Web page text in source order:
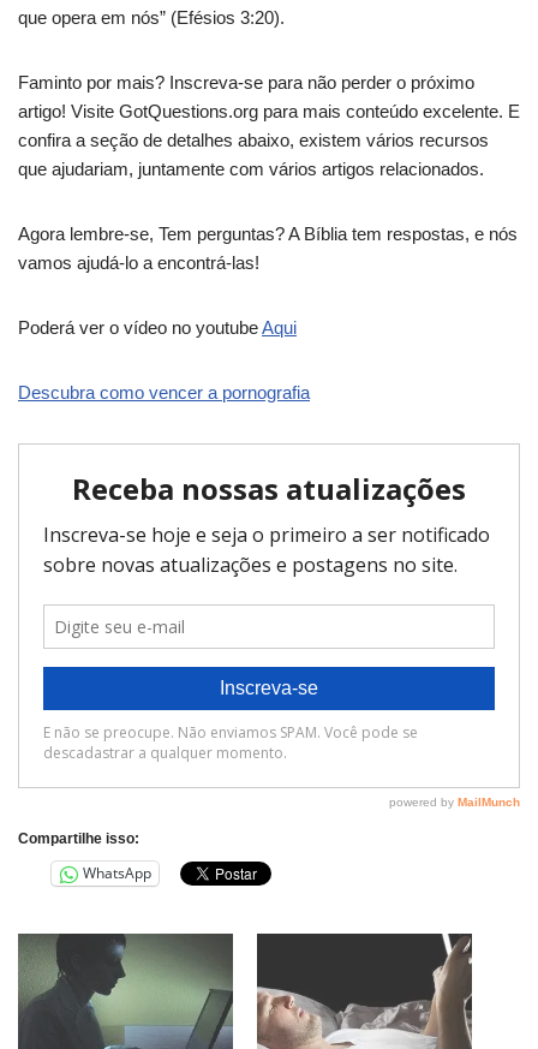
que opera em nós” (Efésios 3:20).
Faminto por mais? Inscreva-se para não perder o próximo
artigo! Visite GotQuestions.org para mais conteúdo excelente. E
confira a seção de detalhes abaixo, existem vários recursos
que ajudariam, juntamente com vários artigos relacionados.
Agora lembre-se, Tem perguntas? A Bíblia tem respostas, e nós
vamos ajudá-lo a encontrá-las!
Poderá ver o vídeo no youtubeAqui
Descubra como vencer a pornografia
Compartilhe isso:
WhatsApp